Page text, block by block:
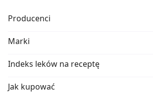
Producenci
Marki
Indeks leków na receptę
Jak kupować